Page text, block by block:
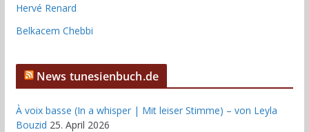
Hervé Renard
Belkacem Chebbi
News tunesienbuch.de
À voix basse (In a whisper | Mit leiser Stimme) – von Leyla
Bouzid 25. April 2026